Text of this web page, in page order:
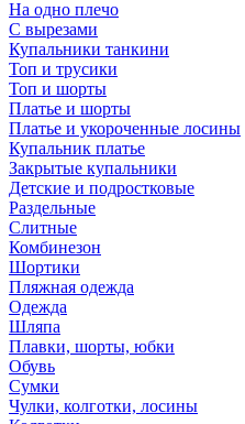
На одно плечо
С вырезами
Купальники танкини
Топ и трусики
Топ и шорты
Платье и шорты
Платье и укороченные лосины
Купальник платье
Закрытые купальники
Детские и подростковые
Раздельные
Слитные
Комбинезон
Шортики
Пляжная одежда
Одежда
Шляпа
Плавки, шорты, юбки
Обувь
Сумки
Чулки, колготки, лосины